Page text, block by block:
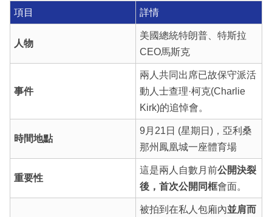
項目 詳情
人物
美國總統特朗普、特斯拉
CEO馬斯克
事件
兩人共同出席已故保守派活
動人士查理·柯克(Charlie
Kirk)的追悼會。
時間地點
9月21日 (星期日)，亞利桑
那州鳳凰城一座體育場
重要性
這是兩人自數月前公開決裂
後，首次公開同框會面。
被拍到在私人包廂內並肩而